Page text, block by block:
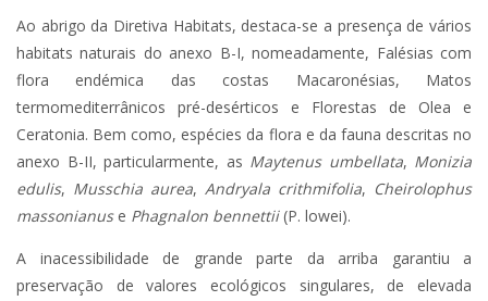
Ao abrigo da Diretiva Habitats, destaca-se a presença de vários
habitats naturais do anexo B-I, nomeadamente, Falésias com
flora endémica das costas Macaronésias, Matos
termomediterrânicos pré-desérticos e Florestas de Olea e
Ceratonia. Bem como, espécies da flora e da fauna descritas no
anexo B-II, particularmente, as Maytenus umbellata, Monizia
edulis, Musschia aurea, Andryala crithmifolia, Cheirolophus
massonianuse Phagnalon bennettii(P. lowei).
A inacessibilidade de grande parte da arriba garantiu a
preservação de valores ecológicos singulares, de elevada